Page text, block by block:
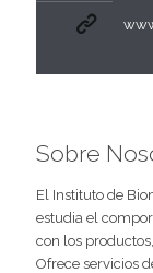
Sobre
El Instituto de
estudia el
con los
Ofrece servicios